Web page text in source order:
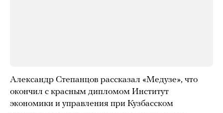
Александр Степанцов рассказал «Медузе», что
окончил с красным дипломом Институт
экономики и управления при Кузбасском